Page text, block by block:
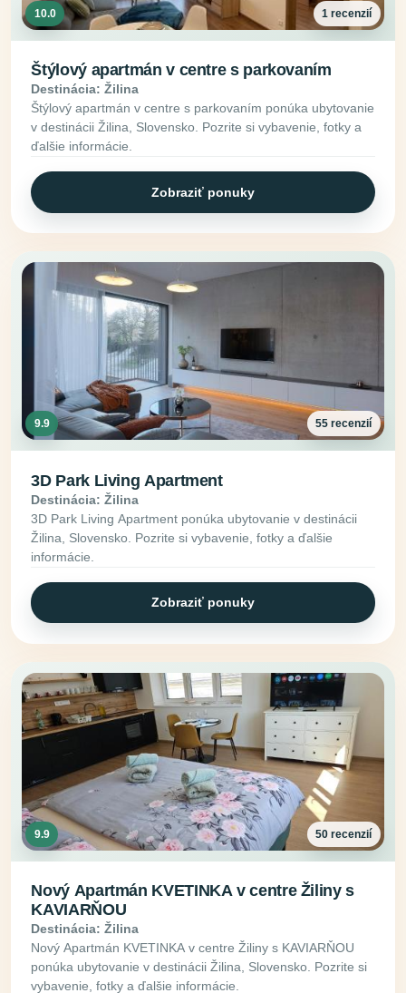
10.0 1 recenzií
Štýlový apartmán v centre s parkovaním
Destinácia: Žilina
Štýlový apartmán v centre s parkovaním ponúka ubytovanie
v destinácii Žilina, Slovensko. Pozrite si vybavenie, fotky a
ďalšie informácie.
Zobraziť ponuky
9.9 55 recenzií
3D Park Living Apartment
Destinácia: Žilina
3D Park Living Apartment ponúka ubytovanie v destinácii
Žilina, Slovensko. Pozrite si vybavenie, fotky a ďalšie
informácie.
Zobraziť ponuky
9.9 50 recenzií
Nový Apartmán KVETINKA v centre Žiliny s
KAVIARŇOU
Destinácia: Žilina
Nový Apartmán KVETINKA v centre Žiliny s KAVIARŇOU
ponúka ubytovanie v destinácii Žilina, Slovensko. Pozrite si
vybavenie, fotky a ďalšie informácie.